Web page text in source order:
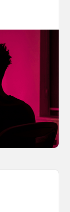
it safe to
for
your